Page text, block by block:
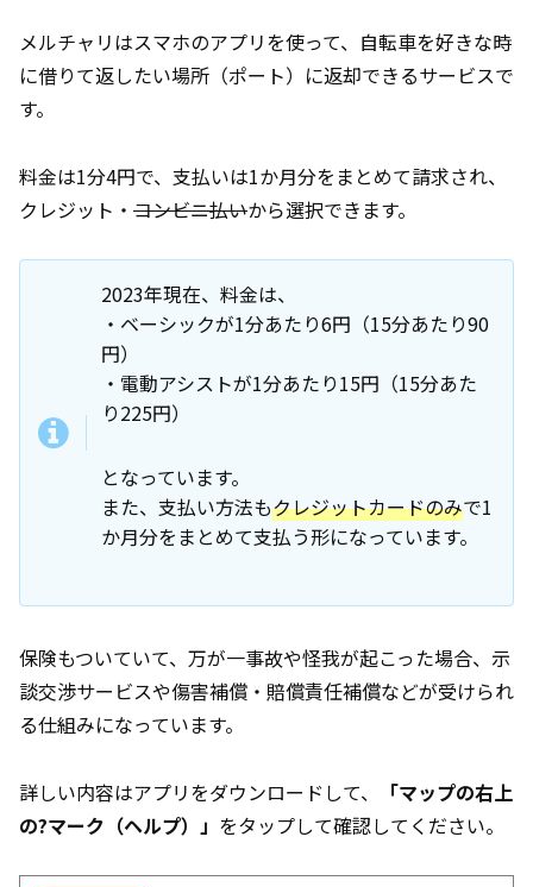
メルチャリはスマホのアプリを使って、自転車を好きな時
に借りて返したい場所（ポート）に返却できるサービスで
す。
料金は1分4円で、支払いは1か月分をまとめて請求され、
クレジット・ コンビニ払いから選択できます。
2023年現在、料金は、
・ベーシックが1分あたり6円（15分あたり90
円）
・電動アシストが1分あたり15円（15分あた
り225円）
となっています。
また、支払い方法もクレジットカードのみで1
か月分をまとめて支払う形になっています。
保険もついていて、万が一事故や怪我が起こった場合、示
談交渉サービスや傷害補償・賠償責任補償などが受けられ
る仕組みになっています。
詳しい内容はアプリをダウンロードして、
「マップの右上
の?マーク（ヘルプ）」 をタップして確認してください。